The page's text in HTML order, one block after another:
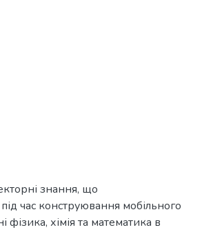
знання, що
час конструювання мобільного
фізика, хімія та математика в